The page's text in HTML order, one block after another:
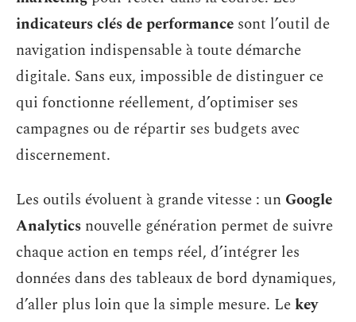
indicateurs clés de performance sont l’outil de
navigation indispensable à toute démarche
digitale. Sans eux, impossible de distinguer ce
qui fonctionne réellement, d’optimiser ses
campagnes ou de répartir ses budgets avec
discernement.
Les outils évoluent à grande vitesse : un Google
Analytics nouvelle génération permet de suivre
chaque action en temps réel, d’intégrer les
données dans des tableaux de bord dynamiques,
d’aller plus loin que la simple mesure. Lekey